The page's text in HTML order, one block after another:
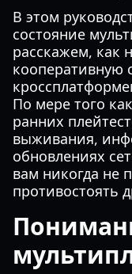
В этом
состояние
расскажем, как
кооперативную
По мере того
ранних
выживания,
обновлениях
вам никогда не
противостоять